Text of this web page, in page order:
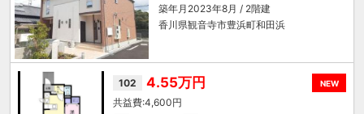
築年月2023年8月 / 2階建
香川県観音寺市豊浜町和田浜
NEW
102 4.55万円
4,600円